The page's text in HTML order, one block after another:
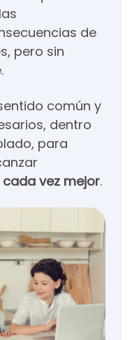
de
pero sin
común y
dentro
para
vez mejor.